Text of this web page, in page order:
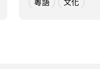
也都在跨越那道